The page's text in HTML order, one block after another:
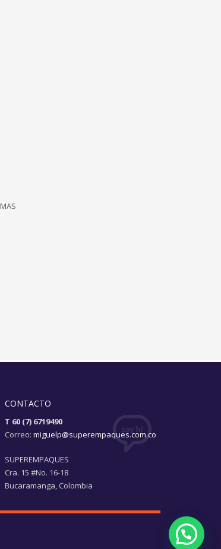
CONTACTO
T 60 (7) 6719490
Correo: miguelp@superempaques.com.co
SUPEREMPAQUES
Cra. 15 #No. 16-18
Bucaramanga, Colombia